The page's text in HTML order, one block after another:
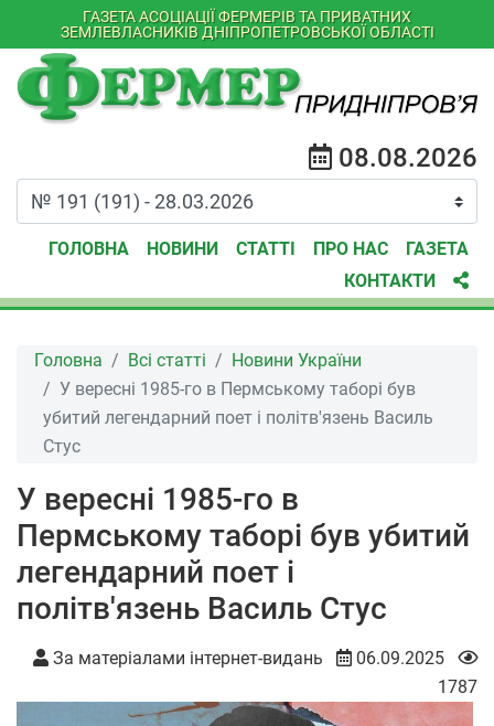
ГАЗЕТА АСОЦІАЦІЇ ФЕРМЕРІВ ТА ПРИВАТНИХ
ЗЕМЛЕВЛАСНИКІВ ДНІПРОПЕТРОВСЬКОЇ ОБЛАСТІ
08.08.2026
ГОЛОВНА НОВИНИ СТАТТІ ПРО НАС
ГАЗЕТА
КОНТАКТИ
Головна Всі статті
Новини України
У вересні 1985-го в Пермському таборі був
убитий легендарний поет і політв'язень Василь
Стус
У вересні 1985-го в
Пермському таборі був убитий
легендарний поет і
політв'язень Василь Стус
За матеріалами інтернет-видань
06.09.2025
1787